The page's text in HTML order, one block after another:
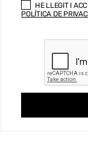
HE LLEGIT I
POLÍTICA DE